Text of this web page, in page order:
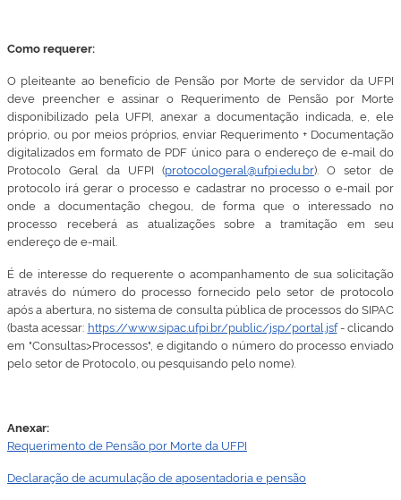
Como requerer:
O pleiteante ao benefício de Pensão por Morte de servidor da UFPI
deve preencher e assinar o Requerimento de Pensão por Morte
disponibilizado pela UFPI, anexar a documentação indicada, e, ele
próprio, ou por meios próprios, enviar Requerimento + Documentação
digitalizados em formato de PDF único para o endereço de e-mail do
Protocolo Geral da UFPI (protocologeral@ufpi.edu.br). O setor de
protocolo irá gerar o processo e cadastrar no processo o e-mail por
onde a documentação chegou, de forma que o interessado no
processo receberá as atualizações sobre a tramitação em seu
endereço de e-mail.
É de interesse do requerente o acompanhamento de sua solicitação
através do número do processo fornecido pelo setor de protocolo
após a abertura, no sistema de consulta pública de processos do SIPAC
(basta acessar: https://www.sipac.ufpi.br/public/jsp/portal.jsf- clicando
em "Consultas>Processos", e digitando o número do processo enviado
pelo setor de Protocolo, ou pesquisando pelo nome).
Anexar:
Requerimento de Pensão por Morte da UFPI
Declaração de acumulação de aposentadoria e pensão